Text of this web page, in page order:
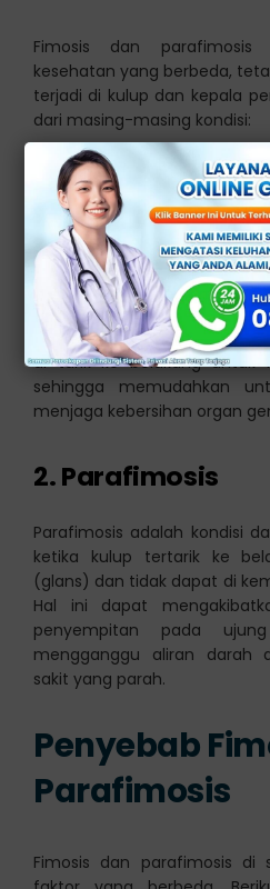
Fimosis dan
kesehatan yang berbeda,
terjadi di kulup dan kepala
dari masing-masing kondisi:
Fimosis
Fimosis adalah suatu
yang merupakan lapisan
penis (glans), tidak dapat di
mudah atau bahkan tidak
Normalnya, pada pria
di tarik ke belakang untuk
sehingga memudahkan
menjaga kebersihan organ
2. Parafimosis
Parafimosis adalah kondisi
ketika kulup tertarik ke
(glans) dan tidak dapat di
Hal ini dapat
penyempitan pada
mengganggu aliran darah
sakit yang parah.
Penyebab
Parafimosis
Fimosis dan parafimosis di